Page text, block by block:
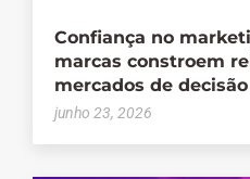
Confiança no
marcas constroem
mercados de
junho 23, 2026